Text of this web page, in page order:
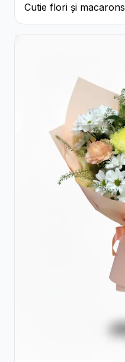
Cutie flori și macarons